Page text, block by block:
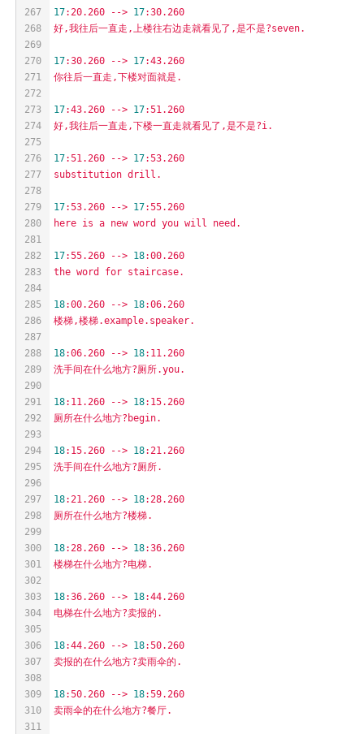
267
268
269
270
271
272
273
274
275
276
277
278
279
280
281
282
283
284
285
286
287
288
289
290
291
292
293
294
295
296
297
298
299
300
301
302
303
304
305
306
307
308
309
310
311
17:20.260 --> 17:30.260
好,我往后一直走,上楼往右边走就看见了,是不是?seven.
17:30.260 --> 17:43.260
你往后一直走,下楼对面就是.
17:43.260 --> 17:51.260
好,我往后一直走,下楼一直走就看见了,是不是?i.
17:51.260 --> 17:53.260
substitution drill.
17:53.260 --> 17:55.260
here is a new word you will need.
17:55.260 --> 18:00.260
the word for staircase.
18:00.260 --> 18:06.260
楼梯,楼梯.example.speaker.
18:06.260 --> 18:11.260
洗手间在什么地方?厕所.you.
18:11.260 --> 18:15.260
厕所在什么地方?begin.
18:15.260 --> 18:21.260
洗手间在什么地方?厕所.
18:21.260 --> 18:28.260
厕所在什么地方?楼梯.
18:28.260 --> 18:36.260
楼梯在什么地方?电梯.
18:36.260 --> 18:44.260
电梯在什么地方?卖报的.
18:44.260 --> 18:50.260
卖报的在什么地方?卖雨伞的.
18:50.260 --> 18:59.260
卖雨伞的在什么地方?餐厅.